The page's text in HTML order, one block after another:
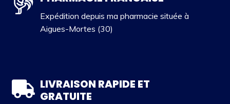
Expédition depuis ma pharmacie située à
Aigues-Mortes (30)
LIVRAISON RAPIDE ET
GRATUITE